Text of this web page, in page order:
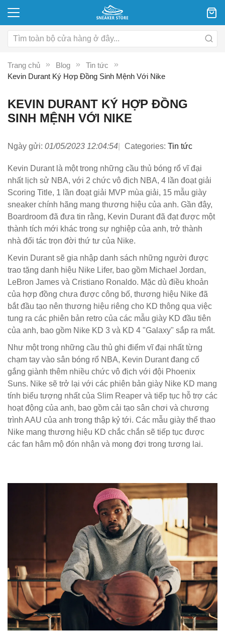
Trang chủ Blog
Tin tức
Kevin Durant Ký Hợp Đồng Sinh Mệnh Với Nike
KEVIN DURANT KÝ HỢP ĐỒNG
SINH MỆNH VỚI NIKE
Ngày gửi: 01/05/2023 12:04:54 Categories: Tin tức
Kevin Durant là một trong những cầu thủ bóng rổ vĩ đại
nhất lịch sử NBA, với 2 chức vô địch NBA, 4 lần đoạt giải
Scoring Title, 1 lần đoạt giải MVP mùa giải, 15 mẫu giày
sneaker chính hãng mang thương hiệu của anh. Gần đây,
Boardroom đã đưa tin rằng, Kevin Durant đã đạt được một
thành tích mới khác trong sự nghiệp của anh, trở thành
nhà đối tác trọn đời thứ tư của Nike.
Kevin Durant sẽ gia nhập danh sách những người được
trao tặng danh hiệu Nike Lifer, bao gồm Michael Jordan,
LeBron James và Cristiano Ronaldo. Mặc dù điều khoản
của hợp đồng chưa được công bố, thương hiệu Nike đã
bắt đầu tạo nên thương hiệu riêng cho KD thông qua việc
tung ra các phiên bản retro của các mẫu giày KD đầu tiên
của anh, bao gồm Nike KD 3 và KD 4 "Galaxy" sắp ra mắt.
Như một trong những cầu thủ ghi điểm vĩ đại nhất từng
chạm tay vào sân bóng rổ NBA, Kevin Durant đang cố
gắng giành thêm nhiều chức vô địch với đội Phoenix
Suns. Nike sẽ trở lại với các phiên bản giày Nike KD mang
tính biểu tượng nhất của Slim Reaper và tiếp tục hỗ trợ các
hoạt động của anh, bao gồm cải tạo sân chơi và chương
trình AAU của anh trong thập kỷ tới. Các mẫu giày thể thao
Nike mang thương hiệu KD chắc chắn sẽ tiếp tục được
các fan hâm mộ đón nhận và mong đợi trong tương lai.